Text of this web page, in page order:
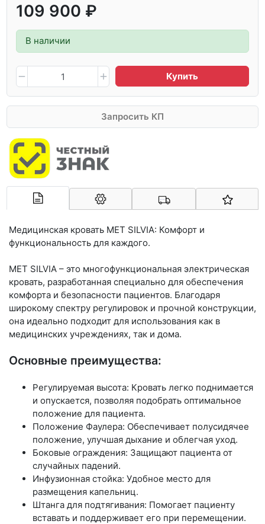
109 900 ₽
В наличии
Купить
Запросить КП
Медицинская кровать MET SILVIA: Комфорт и
функциональность для каждого.
MET SILVIA – это многофункциональная электрическая
кровать, разработанная специально для обеспечения
комфорта и безопасности пациентов. Благодаря
широкому спектру регулировок и прочной конструкции,
она идеально подходит для использования как в
медицинских учреждениях, так и дома.
Основные преимущества:
Регулируемая высота: Кровать легко поднимается
и опускается, позволяя подобрать оптимальное
положение для пациента.
Положение Фаулера: Обеспечивает полусидячее
положение, улучшая дыхание и облегчая уход.
Боковые ограждения: Защищают пациента от
случайных падений.
Инфузионная стойка: Удобное место для
размещения капельниц.
Штанга для подтягивания: Помогает пациенту
вставать и поддерживает его при перемещении.